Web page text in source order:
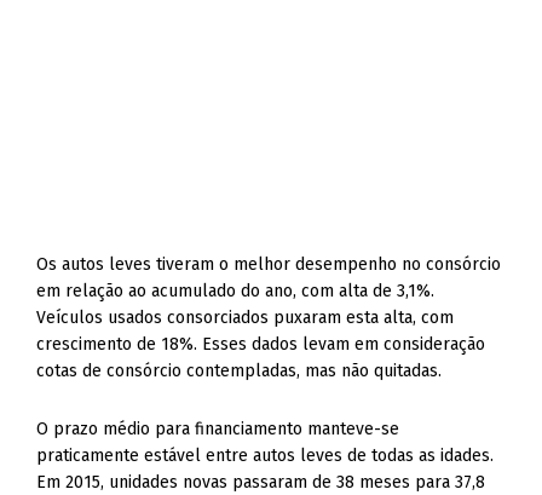
Os autos leves tiveram o melhor desempenho no consórcio
em relação ao acumulado do ano, com alta de 3,1%.
Veículos usados consorciados puxaram esta alta, com
crescimento de 18%. Esses dados levam em consideração
cotas de consórcio contempladas, mas não quitadas.
O prazo médio para financiamento manteve-se
praticamente estável entre autos leves de todas as idades.
Em 2015, unidades novas passaram de 38 meses para 37,8